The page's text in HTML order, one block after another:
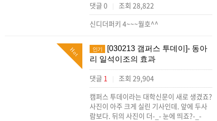
댓글 0 |
조회 28,822
신디더퍼키 4~~~월호^^
Hot 인기
[030213 갬퍼스 투데이]- 동아
리 일석이조의 효과
댓글 1 |
조회 29,904
캠퍼스 투데이라는 대학신문이 새로 생겼죠?
사진이 아주 크게 실린 기사인데. 앞에 두사
람보다. 뒤의 사진이 더-_- 눈에 띄죠?-_-